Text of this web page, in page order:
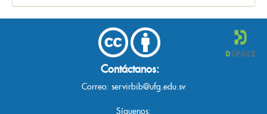
Contáctanos:
Correo: servirbib@ufg.edu.sv
Síguenos: